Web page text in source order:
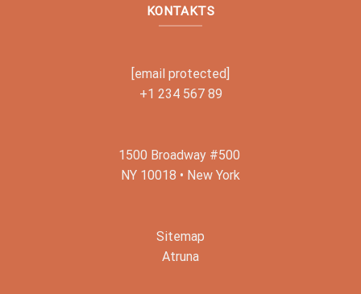
KONTAKTS
[email protected]
+1 234 567 89
1500 Broadway #500
NY 10018 • New York
Sitemap
Atruna